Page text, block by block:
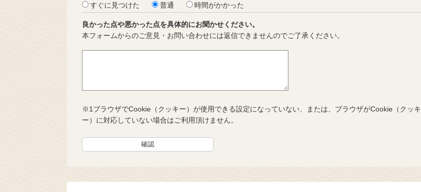
すぐに見つけた
普通 時間がかかった
良かった点や悪かった点を具体的にお聞かせください。
本フォームからのご意見・お問い合わせには返信できませんのでご了承ください。
※1ブラウザでCookie（クッキー）が使用できる設定になっていない、または、ブラウザがCookie（クッキ
ー）に対応していない場合はご利用頂けません。